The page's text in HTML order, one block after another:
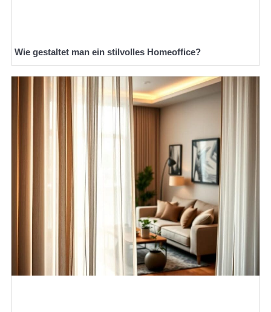
Wie gestaltet man ein stilvolles Homeoffice?